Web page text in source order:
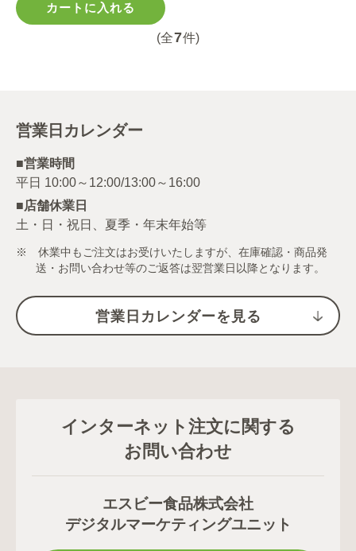
カートに入れる
(全7件)
営業日カレンダー
■営業時間
■店舗休業日
土・日・祝日、夏季・年末年始等
※ 休業中もご注文はお受けいたしますが、在庫確認・商品発
送・お問い合わせ等のご返答は翌営業日以降となります。
営業日カレンダーを見る
インターネット注文に関する
お問い合わせ
エスビー食品株式会社
デジタルマーケティングユニット